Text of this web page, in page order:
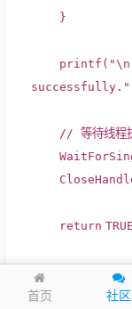
首页 社区
}
printf(
successfully."
// 等待线程
return
}
#include